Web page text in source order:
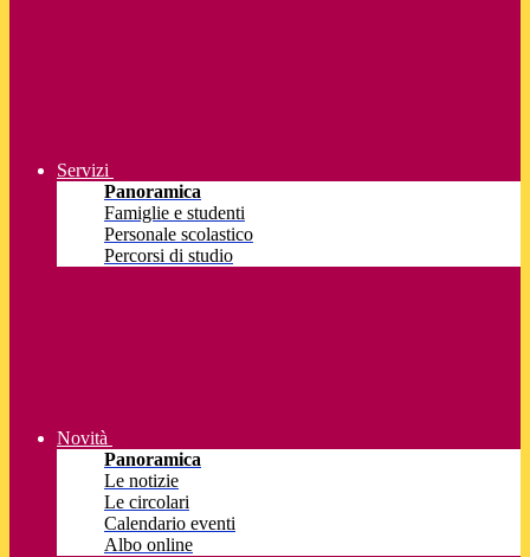
Servizi
Panoramica
Famiglie e studenti
Personale scolastico
Percorsi di studio
Novità
Panoramica
Le notizie
Le circolari
Calendario eventi
Albo online